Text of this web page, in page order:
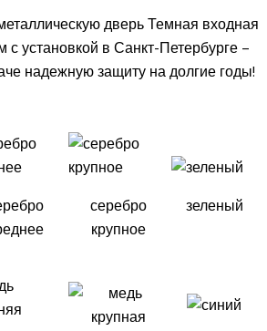
дверь Темная входная
установкой в Санкт-Петербурге –
надежную защиту на долгие годы!
серебро
крупное
зеленый